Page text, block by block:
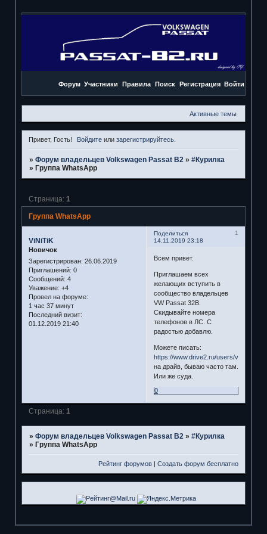
Форум Участники Правила Поиск Регистрация Войти
Активные темы
Привет, Гость! Войдите илизарегистрируйтесь
» Форум владельцев Volkswagen Passat B2 » #Курилка
» Группа WhatsApp
Группа WhatsApp
Страница: 1
Поделиться
1
14.11.2019 23:18
ViNiTiK
Новичок
Зарегистрирован: 26.06.2019
Приглашений: 0
Сообщений: 4
Уважение: +4
Провел на форуме:
1 час 37 минут
Последний визит:
01.12.2019 21:40
Всем привет.
Приглашаем всех
желающих вступить в
сообщество владельцев
VW Passat 32B.
Скидывайте номера
телефонов в ЛС. С
радостью добавлю.
Можете писать:
https://www.drive2.ru/users/vinitik/
на драйв, бываю часто там.
Или же суда.
0
Страница: 1
» Форум владельцев Volkswagen Passat B2 » #Курилка
» Группа WhatsApp
Рейтинг форумов |Создать форум бесплатно